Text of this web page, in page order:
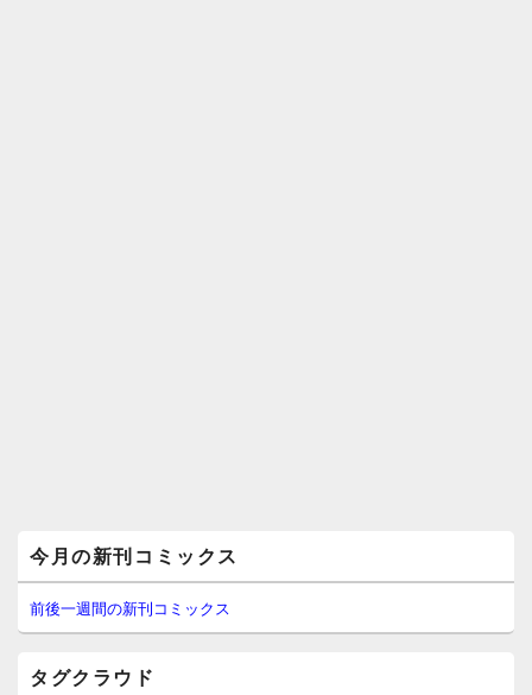
イ
ン
サ
イ
今月の新刊コミックス
前後一週間の新刊コミックス
タグクラウド